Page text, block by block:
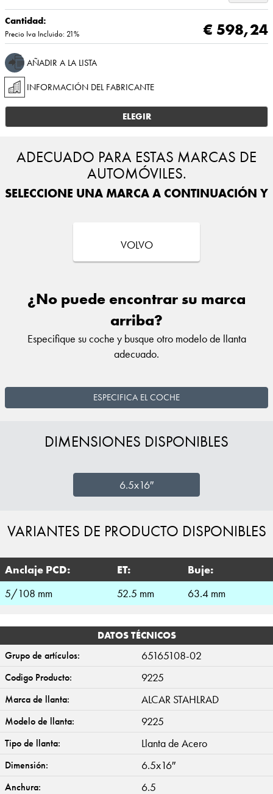
Cantidad:
Precio Iva Incluido: 21% € 598,24
AÑADIR A LA LISTA
INFORMACIÓN DEL FABRICANTE
ELEGIR
ADECUADO PARA ESTAS MARCAS DE
AUTOMÓVILES.
SELECCIONE UNA MARCA A CONTINUACIÓN Y
VOLVO
¿No puede encontrar su marca
arriba?
Especifique su coche y busque otro modelo de llanta
adecuado.
ESPECIFICA EL COCHE
DIMENSIONES DISPONIBLES
6.5x16″
VARIANTES DE PRODUCTO DISPONIBLES
Anclaje PCD: ET:
Buje:
5/108 mm
52.5 mm 63.4 mm
DATOS TÉCNICOS
Grupo de artículos:
65165108-02
Codigo Producto: 9225
Marca de llanta: ALCAR STAHLRAD
Modelo de llanta: 9225
Tipo de llanta: Llanta de Acero
Dimensión: 6.5x16″
Anchura: 6.5